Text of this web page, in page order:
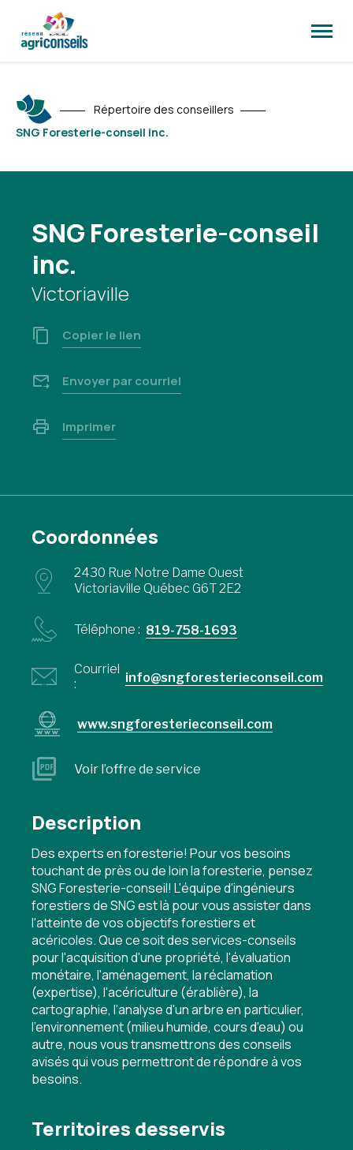
la
Répertoire des conseillers
SNG Foresterie-conseil inc.
SNG Foresterie-conseil
inc.
Victoriaville
Copier le lien
Envoyer par courriel
Imprimer
Coordonnées
2430 Rue Notre Dame Ouest
Victoriaville Québec G6T 2E2
Téléphone : 819-758-1693
Courriel
:
info@sngforesterieconseil.com
www.sngforesterieconseil.com
Voir l’offre de service
Description
Des experts en foresterie! Pour vos besoins
touchant de près ou de loin la foresterie, pensez
SNG Foresterie-conseil! L'équipe d'ingénieurs
forestiers de SNG est là pour vous assister dans
l'atteinte de vos objectifs forestiers et
acéricoles. Que ce soit des services-conseils
pour l'acquisition d'une propriété, l'évaluation
monétaire, l'aménagement, la réclamation
(expertise), l'acériculture (érablière), la
cartographie, l'analyse d'un arbre en particulier,
l'environnement (milieu humide, cours d'eau) ou
autre, nous vous transmettrons des conseils
avisés qui vous permettront de répondre à vos
besoins.
Territoires desservis